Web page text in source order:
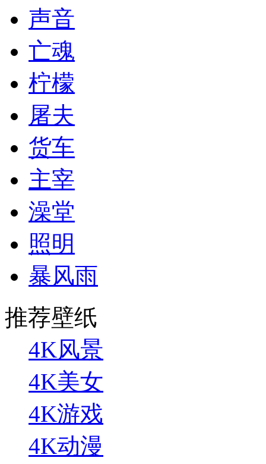
声音
亡魂
柠檬
屠夫
货车
主宰
澡堂
照明
暴风雨
推荐壁纸
4K风景
4K美女
4K游戏
4K动漫